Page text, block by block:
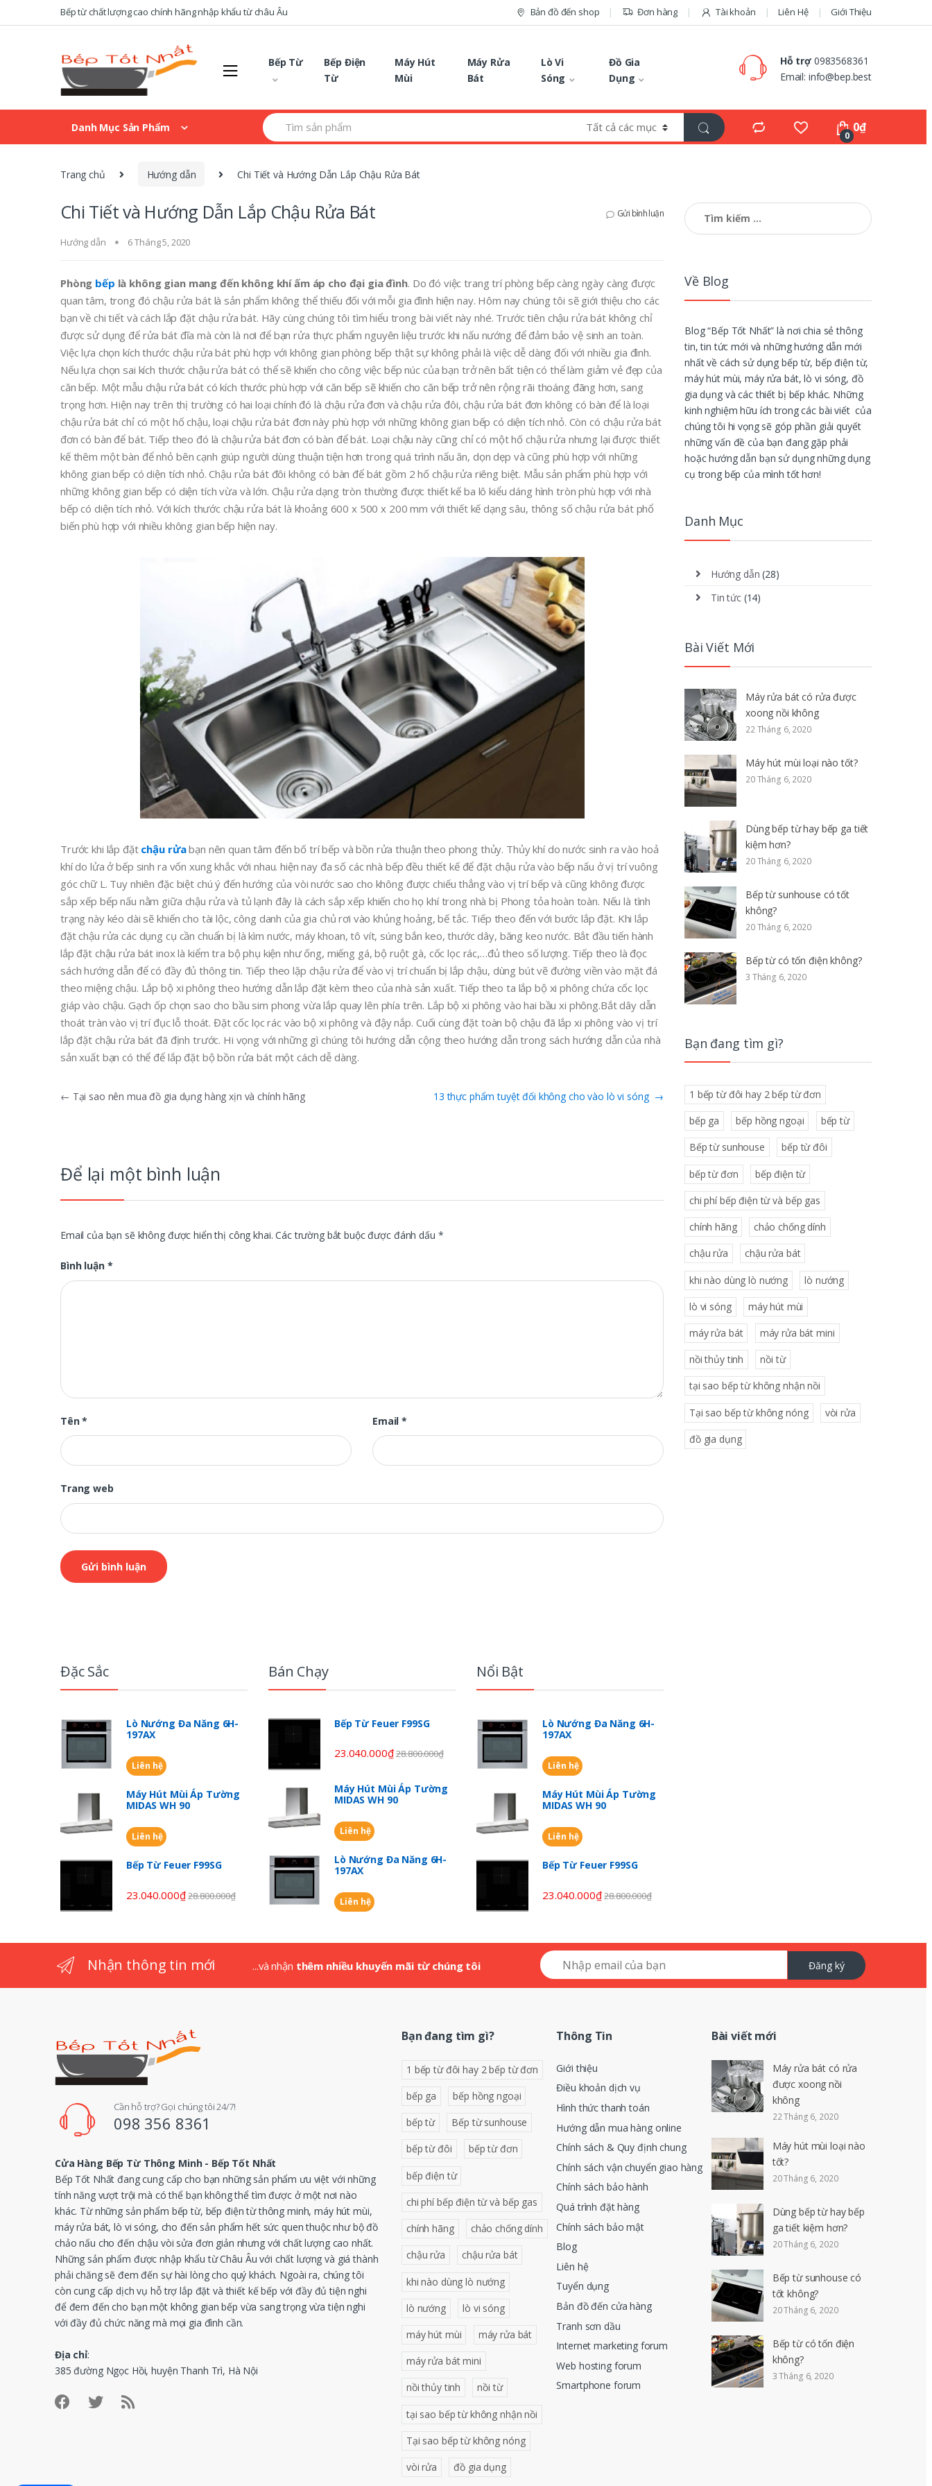
to
to
Bếp từ chất lượng cao chính hãng nhập khẩu từ châu Âu Bản đồ đến shop Đơn hàng Tài khoản Liên Hệ Giới Thiệu
Bếp Từ
Bếp Điện
Từ
Máy Hút
Mùi
Máy Rửa
Bát
Lò Vi
Sóng
Đồ Gia
Dụng
Hỗ trợ0983568361
Email: info@bep.best
Danh Mục Sản Phẩm
Search
for:
0
0₫
Trang chủ Hướng dẫn Chi Tiết và Hướng Dẫn Lắp Chậu Rửa Bát
Chi Tiết và Hướng Dẫn Lắp Chậu Rửa Bát Gửi bình luận
Hướng dẫn 6 Tháng 5, 2020
Phòng bếp là không gian mang đến không khí ấm áp cho đại gia đình. Do đó việc trang trí phòng bếp càng ngày càng được
quan tâm, trong đó chậu rửa bát là sản phẩm không thể thiếu đối với mỗi gia đình hiện nay. Hôm nay chúng tôi sẽ giới thiệu cho các
bạn về chi tiết và cách lắp đặt chậu rửa bát. Hãy cùng chúng tôi tìm hiểu trong bài viết này nhé. Trước tiên chậu rửa bát không chỉ
được sử dụng để rửa bát đĩa mà còn là nơi để bạn rửa thực phẩm nguyên liệu trước khi nấu nướng để đảm bảo vệ sinh an toàn.
Việc lựa chọn kích thước chậu rửa bát phù hợp với không gian phòng bếp thật sự không phải là việc dễ dàng đối với nhiều gia đình.
Nếu lựa chọn sai kích thước chậu rửa bát có thể sẽ khiến cho công việc bếp núc của bạn trở nên bất tiện có thể làm giảm vẻ đẹp của
căn bếp. Một mẫu chậu rửa bát có kích thước phù hợp với căn bếp sẽ khiến cho căn bếp trở nên rộng rãi thoáng đãng hơn, sang
trọng hơn. Hiện nay trên thị trường có hai loại chính đó là chậu rửa đơn và chậu rửa đôi, chậu rửa bát đơn không có bàn để là loại
chậu rửa bát chỉ có một hố chậu, loại chậu rửa bát đơn này phù hợp với những không gian bếp có diện tích nhỏ. Còn có chậu rửa bát
đơn có bàn để bát. Tiếp theo đó là chậu rửa bát đơn có bàn để bát. Loại chậu này cũng chỉ có một hố chậu rửa nhưng lại được thiết
kế thêm một bàn để nhỏ bên cạnh giúp người dùng thuận tiện hơn trong quá trình nấu ăn, dọn dẹp và cũng phù hợp với những
không gian bếp có diện tích nhỏ. Chậu rửa bát đôi không có bàn để bát gồm 2 hố chậu rửa riêng biệt. Mẫu sản phẩm phù hợp với
những không gian bếp có diện tích vừa và lớn. Chậu rửa dạng tròn thường được thiết kế ba lô kiểu dáng hình tròn phù hợp với nhà
bếp có diện tích nhỏ. Với kích thước chậu rửa bát là khoảng 600 x 500 x 200 mm với thiết kế dạng sâu, thông số chậu rửa bát phổ
biến phù hợp với nhiều không gian bếp hiện nay.
Trước khi lắp đặt chậu rửabạn nên quan tâm đến bố trí bếp và bồn rửa thuận theo phong thủy. Thủy khí do nước sinh ra vào hoả
khí do lửa ở bếp sinh ra vốn xung khắc với nhau. hiện nay đa số các nhà bếp đều thiết kế để đặt chậu rửa vào bếp nấu ở vị trí vuông
góc chữ L. Tuy nhiên đặc biệt chú ý đến hướng của vòi nước sao cho không được chiếu thẳng vào vị trí bếp và cũng không được
sắp xếp bếp nấu nằm giữa chậu rửa và tủ lạnh đây là cách sắp xếp khiến cho họ khí trong nhà bị Phong tỏa hoàn toàn. Nếu là tình
trạng này kéo dài sẽ khiến cho tài lộc, công danh của gia chủ rơi vào khủng hoảng, bế tắc. Tiếp theo đến với bước lắp đặt. Khi lắp
đặt chậu rửa các dụng cụ cần chuẩn bị là kìm nước, máy khoan, tô vít, súng bắn keo, thước dây, băng keo nước. Bắt đầu tiến hành
lắp đặt chậu rửa bát inox là kiểm tra bộ phụ kiện như ống, miếng gá, bộ ruột gà, cốc lọc rác,…đủ theo số lượng. Tiếp theo là đọc
sách hướng dẫn để có đầy đủ thông tin. Tiếp theo lặp chậu rửa để vào vị trí chuẩn bị lắp chậu, dùng bút vẽ đường viền vào mặt đá
theo miệng chậu. Lắp bộ xi phông theo hướng dẫn lắp đặt kèm theo của nhà sản xuất. Tiếp theo ta lắp bộ xi phông chứa cốc lọc
giáp vào chậu. Gạch ốp chọn sao cho bầu sim phong vừa lắp quay lên phía trên. Lắp bộ xi phông vào hai bầu xi phông.Bắt dây dẫn
thoát tràn vào vị trí đục lỗ thoát. Đặt cốc lọc rác vào bộ xi phông và đậy nắp. Cuối cùng đặt toàn bộ chậu đã lắp xi phông vào vị trí
lắp đặt chậu rửa bát đã định trước. Hi vọng với những gì chúng tôi hướng dẫn cộng theo hướng dẫn trong sách hướng dẫn của nhà
sản xuất bạn có thể để lắp đặt bộ bồn rửa bát một cách dễ dàng.
Điều
viết
← Tại sao nên mua đồ gia dụng hàng xịn và chính hãng 13 thực phẩm tuyệt đối không cho vào lò vi sóng →
Để lại một bình luận
Email của bạn sẽ không được hiển thị công khai. Các trường bắt buộc được đánh dấu *
Bình luận *
Tên* Email*
Trang web
Tìm
kiếm
cho:
Về Blog
Blog “Bếp Tốt Nhất” là nơi chia sẻ thông
tin, tin tức mới và những hướng dẫn mới
nhất về cách sử dụng bếp từ, bếp điện từ,
máy hút mùi, máy rửa bát, lò vi sóng, đồ
gia dụng và các thiết bị bếp khác. Những
kinh nghiệm hữu ích trong các bài viết của
chúng tôi hi vọng sẽ góp phần giải quyết
những vấn đề của bạn đang gặp phải
hoặc hướng dẫn bạn sử dụng những dụng
cụ trong bếp của mình tốt hơn!
Danh Mục
Hướng dẫn (28)
Tin tức(14)
Bài Viết Mới
Máy rửa bát có rửa được
xoong nồi không
22 Tháng 6, 2020
Máy hút mùi loại nào tốt?
20 Tháng 6, 2020
Dùng bếp từ hay bếp ga tiết
kiệm hơn?
20 Tháng 6, 2020
Bếp từ sunhouse có tốt
không?
20 Tháng 6, 2020
Bếp từ có tốn điện không?
3 Tháng 6, 2020
Bạn đang tìm gì?
1 bếp từ đôi hay 2 bếp từ đơn
bếp ga bếp hồng ngoại bếp từ
Bếp từ sunhouse bếp từ đôi
bếp từ đơn bếp điện từ
chi phí bếp điện từ và bếp gas
chính hãng chảo chống dính
chậu rửa chậu rửa bát
khi nào dùng lò nướng lò nướng
lò vi sóng máy hút mùi
máy rửa bát máy rửa bát mini
nồi thủy tinh nồi từ
tại sao bếp từ không nhận nồi
Tại sao bếp từ không nóng vòi rửa
đồ gia dụng
s
Đặc Sắc
Lò Nướng Đa Năng 6H-
197AX
Liên hệ
Máy Hút Mùi Áp Tường
MIDAS WH 90
Liên hệ
Bếp Từ Feuer F99SG
23.040.000₫ 28.800.000₫
Bán Chạy
Bếp Từ Feuer F99SG
23.040.000₫ 28.800.000₫
Máy Hút Mùi Áp Tường
MIDAS WH 90
Liên hệ
Lò Nướng Đa Năng 6H-
197AX
Liên hệ
Nổi Bật
Lò Nướng Đa Năng 6H-
197AX
Liên hệ
Máy Hút Mùi Áp Tường
MIDAS WH 90
Liên hệ
Bếp Từ Feuer F99SG
23.040.000₫ 28.800.000₫
Nhận thông tin mới ...và nhận thêm nhiều khuyến mãi từ chúng tôi Đăng ký
Cần hỗ trợ? Gọi chúng tôi 24/7!
098 356 8361
Cửa Hàng Bếp Từ Thông Minh - Bếp Tốt Nhất
Bếp Tốt Nhất đang cung cấp cho bạn những sản phẩm ưu việt với những
tính năng vượt trội mà có thể bạn không thể tìm được ở một nơi nào
khác. Từ những sản phẩm bếp từ, bếp điện từ thông minh, máy hút mùi,
máy rửa bát, lò vi sóng, cho đến sản phẩm hết sức quen thuộc như bộ đồ
chảo nấu cho đến chậu vòi sửa đơn giản nhưng với chất lượng cao nhất.
Những sản phẩm được nhập khẩu từ Châu Âu với chất lượng và giá thành
phải chăng sẽ đem đến sự hài lòng cho quý khách. Ngoài ra, chúng tôi
còn cung cấp dịch vụ hỗ trợ lắp đặt và thiết kế bếp với đầy đủ tiện nghi
để đem đến cho bạn một không gian bếp vừa sang trọng vừa tiện nghi
với đầy đủ chức năng mà mọi gia đình cần.
Địa chỉ:
385 đường Ngọc Hồi, huyện Thanh Trì, Hà Nội
Bạn đang tìm gì?
1 bếp từ đôi hay 2 bếp từ đơn
bếp ga bếp hồng ngoại
bếp từ Bếp từ sunhouse
bếp từ đôi bếp từ đơn
bếp điện từ
chi phí bếp điện từ và bếp gas
chính hãng chảo chống dính
chậu rửa chậu rửa bát
khi nào dùng lò nướng
lò nướng lò vi sóng
máy hút mùi máy rửa bát
máy rửa bát mini
nồi thủy tinh nồi từ
tại sao bếp từ không nhận nồi
Tại sao bếp từ không nóng
vòi rửa đồ gia dụng
Thông Tin
Giới thiệu
Điều khoản dịch vụ
Hình thức thanh toán
Hướng dẫn mua hàng online
Chính sách & Quy định chung
Chính sách vận chuyển giao hàng
Chính sách bảo hành
Quá trình đặt hàng
Chính sách bảo mật
Blog
Liên hệ
Tuyển dụng
Bản đồ đến cửa hàng
Tranh sơn dầu
Internet marketing forum
Web hosting forum
Smartphone forum
Bài viết mới
Máy rửa bát có rửa
được xoong nồi
không
22 Tháng 6, 2020
Máy hút mùi loại nào
tốt?
20 Tháng 6, 2020
Dùng bếp từ hay bếp
ga tiết kiệm hơn?
20 Tháng 6, 2020
Bếp từ sunhouse có
tốt không?
20 Tháng 6, 2020
Bếp từ có tốn điện
không?
3 Tháng 6, 2020